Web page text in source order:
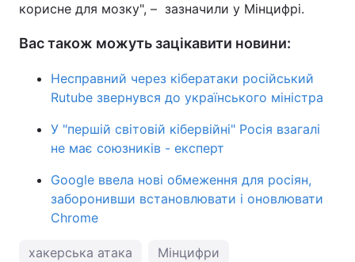
корисне для мозку", – зазначили у Мінцифрі.
Вас також можуть зацікавити новини:
Несправний через кібератаки російський
Rutube звернувся до українського міністра
У "першій світовій кібервійні" Росія взагалі
не має союзників - експерт
Google ввела нові обмеження для росіян,
заборонивши встановлювати і оновлювати
Chrome
хакерська атака Мінцифри